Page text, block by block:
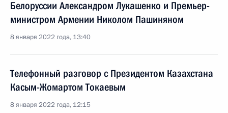
Белоруссии Александром Лукашенко и Премьер-
министром Армении Николом Пашиняном
8 января 2022 года, 13:40
Телефонный разговор с Президентом Казахстана
Касым-Жомартом Токаевым
8 января 2022 года, 12:15